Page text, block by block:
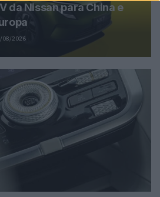
da Nissan para China e
08/2026